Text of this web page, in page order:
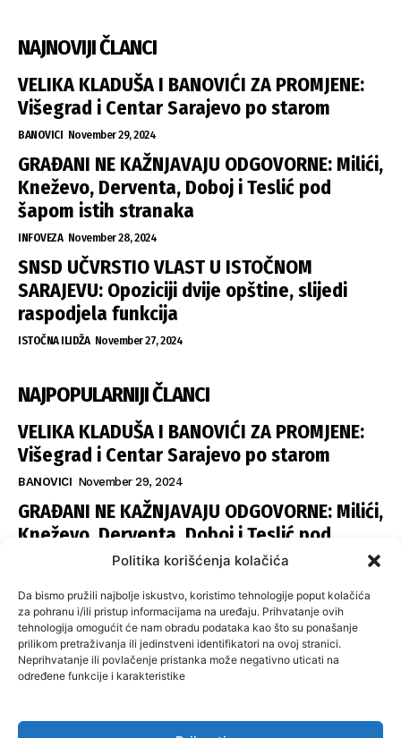
Politika korišćenja kolačića
Da bismo pružili najbolje iskustvo, koristimo tehnologije poput kolačića
za pohranu i/ili pristup informacijama na uređaju. Prihvatanje ovih
tehnologija omogućit će nam obradu podataka kao što su ponašanje
prilikom pretraživanja ili jedinstveni identifikatori na ovoj stranici.
Neprihvatanje ili povlačenje pristanka može negativno uticati na
određene funkcije i karakteristike
NAJNOVIJI ČLANCI
VELIKA KLADUŠA I BANOVIĆI ZA PROMJENE:
Višegrad i Centar Sarajevo po starom
BANOVICI November 29, 2024
GRAĐANI NE KAŽNJAVAJU ODGOVORNE: Milići,
Kneževo, Derventa, Doboj i Teslić pod
šapom istih stranaka
INFOVEZA November 28, 2024
SNSD UČVRSTIO VLAST U ISTOČNOM
SARAJEVU: Opoziciji dvije opštine, slijedi
raspodjela funkcija
ISTOČNA ILIDŽA November 27, 2024
NAJPOPULARNIJI ČLANCI
VELIKA KLADUŠA I BANOVIĆI ZA PROMJENE:
Višegrad i Centar Sarajevo po starom
BANOVICI November 29, 2024
GRAĐANI NE KAŽNJAVAJU ODGOVORNE: Milići,
Kneževo, Derventa, Doboj i Teslić pod
šapom istih stranaka
SNSD UČVRSTIO VLAST U ISTOČNOM
SARAJEVU: Opoziciji dvije opštine, slijedi
raspodjela funkcija